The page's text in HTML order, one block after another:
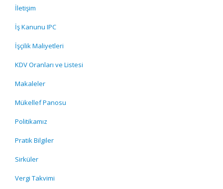
İletişim
İş Kanunu IPC
İşçilik Maliyetleri
KDV Oranları ve Listesi
Makaleler
Mükellef Panosu
Politikamız
Pratik Bilgiler
Sirküler
Vergi Takvimi